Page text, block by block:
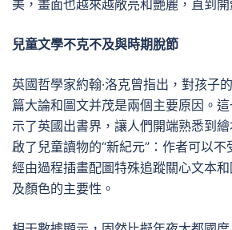
美，畫面也越來越敞亮和艷麗，直到開
兒童文學不克不及與時期脫節
英國哲學家約翰·洛克曾指出，對孩子
篇大論和圖文并茂是兩個主要原因。
示了英國出書界，讓人們開端熟悉到
啟了兒童讀物的“新紀元”：作者可以
經由過程插畫配圖特殊追蹤關心文本
及顏色的主要性。